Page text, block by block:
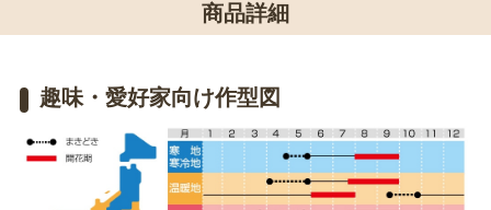
商品詳細
趣味・愛好家向け作型図